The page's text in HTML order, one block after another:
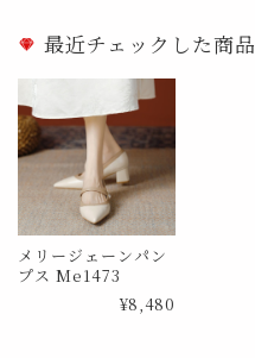
最近チェックした商品
メリージェーンパン
プス Me1473
¥8,480